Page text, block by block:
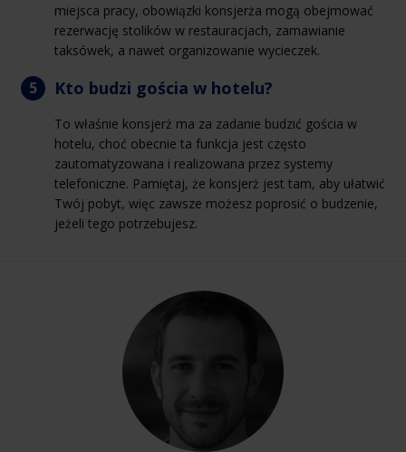
miejsca pracy, obowiązki konsjerża mogą obejmować
rezerwację stolików w restauracjach, zamawianie
taksówek, a nawet organizowanie wycieczek.
Kto budzi gościa w hotelu?
To właśnie konsjerż ma za zadanie budzić gościa w
hotelu, choć obecnie ta funkcja jest często
zautomatyzowana i realizowana przez systemy
telefoniczne. Pamiętaj, że konsjerż jest tam, aby ułatwić
Twój pobyt, więc zawsze możesz poprosić o budzenie,
jeżeli tego potrzebujesz.